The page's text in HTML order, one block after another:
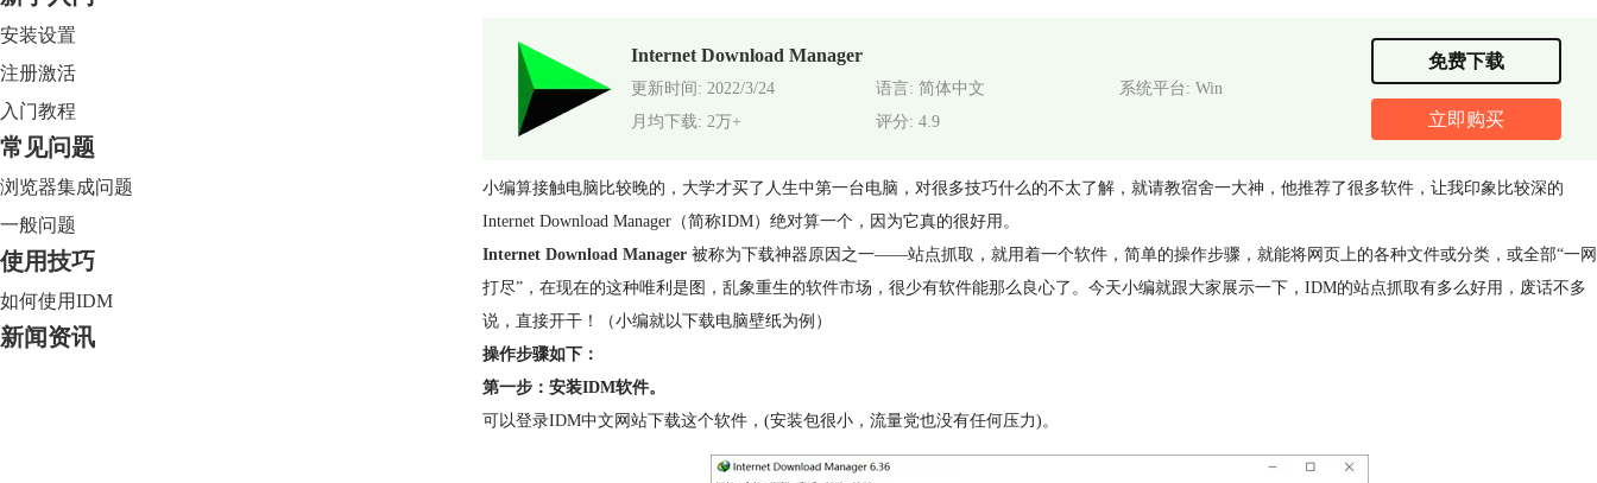
安装设置
注册激活
入门教程
常见问题
浏览器集成问题
一般问题
使用技巧
如何使用IDM
新闻资讯
Internet Download Manager
更新时间: 2022/3/24 语言: 简体中文
系统平台: Win
月均下载: 2万+
评分: 4.9
免费下载
立即购买
小编算接触电脑比较晚的，大学才买了人生中第一台电脑，对很多技巧什么的不太了解，就请教宿舍一大神，他推荐了很多软件，让我印象比较深的
Internet Download Manager（简称IDM）绝对算一个，因为它真的很好用。
Internet Download Manager 被称为下载神器原因之一——站点抓取，就用着一个软件，简单的操作步骤，就能将网页上的各种文件或分类，或全部“一网
打尽”，在现在的这种唯利是图，乱象重生的软件市场，很少有软件能那么良心了。今天小编就跟大家展示一下，IDM的站点抓取有多么好用，废话不多
说，直接开干！（小编就以下载电脑壁纸为例）
操作步骤如下：
第一步：安装IDM软件。
可以登录IDM中文网站下载这个软件，(安装包很小，流量党也没有任何压力)。